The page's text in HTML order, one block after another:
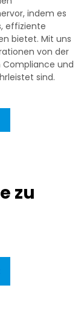
indem es
effiziente
bietet. Mit uns
von der
Compliance und
sind.
zu